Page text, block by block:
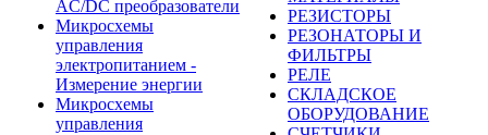
AC/DC преобразователи
Микросхемы
управления
электропитанием -
Измерение энергии
Микросхемы
управления
РЕЗИСТОРЫ
РЕЗОНАТОРЫ И
ФИЛЬТРЫ
РЕЛЕ
СКЛАДСКОЕ
ОБОРУДОВАНИЕ